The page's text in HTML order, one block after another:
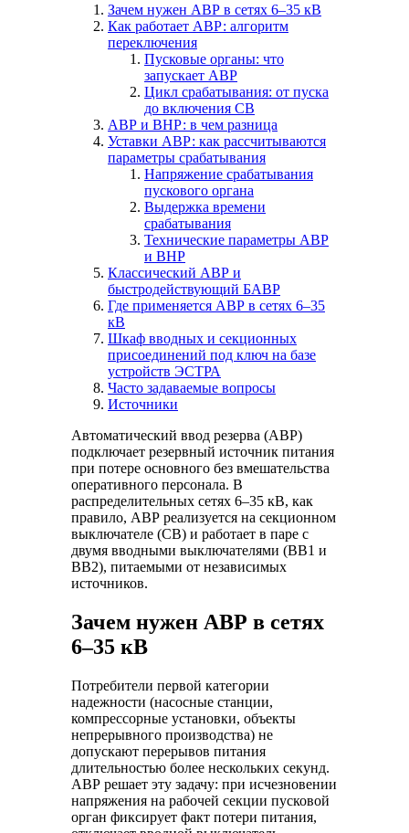
Зачем нужен АВР в сетях 6–35 кВ
Как работает АВР: алгоритм
переключения
Пусковые органы: что
запускает АВР
Цикл срабатывания: от пуска
до включения СВ
АВР и ВНР: в чем разница
Уставки АВР: как рассчитываются
параметры срабатывания
Напряжение срабатывания
пускового органа
Выдержка времени
срабатывания
Технические параметры АВР
и ВНР
Классический АВР и
быстродействующий БАВР
Где применяется АВР в сетях 6–35
кВ
Шкаф вводных и секционных
присоединений под ключ на базе
устройств ЭСТРА
Часто задаваемые вопросы
Источники
Автоматический ввод резерва (АВР)
подключает резервный источник питания
при потере основного без вмешательства
оперативного персонала. В
распределительных сетях 6–35 кВ, как
правило, АВР реализуется на секционном
выключателе (СВ) и работает в паре с
двумя вводными выключателями (ВВ1 и
ВВ2), питаемыми от независимых
источников.
Зачем нужен АВР в сетях
6–35 кВ
Потребители первой категории
надежности (насосные станции,
компрессорные установки, объекты
непрерывного производства) не
допускают перерывов питания
длительностью более нескольких секунд.
АВР решает эту задачу: при исчезновении
напряжения на рабочей секции пусковой
орган фиксирует факт потери питания,